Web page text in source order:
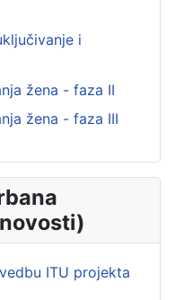
i
žena - faza II
žena - faza III
ITU projekta